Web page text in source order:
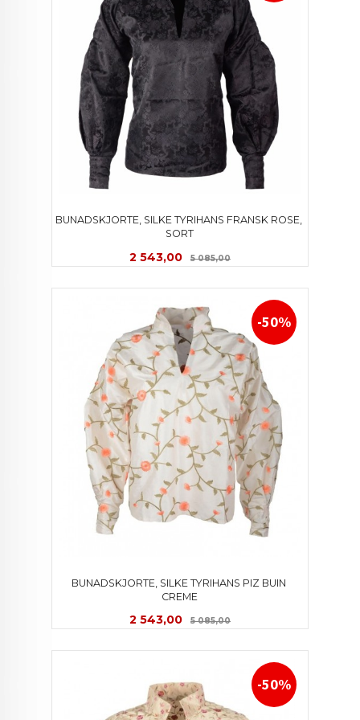
BUNADSKJORTE, SILKE TYRIHANS FRANSK ROSE,
SORT
Tilbud
2 543,00 5 085,00Rabatt
BUNADSKJORTE, SILKE TYRIHANS PIZ BUIN
CREME
Tilbud
2 543,00 5 085,00Rabatt
-50%
-50%